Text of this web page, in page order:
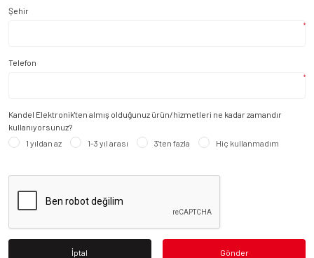
Şehir
*
Telefon
*
Kandel Elektronik'ten almış olduğunuz ürün/hizmetleri ne kadar zamandır
kullanıyorsunuz?
1 yıldan az
1-3 yıl arası 3'ten fazla Hiç kullanmadım
İptal Gönder